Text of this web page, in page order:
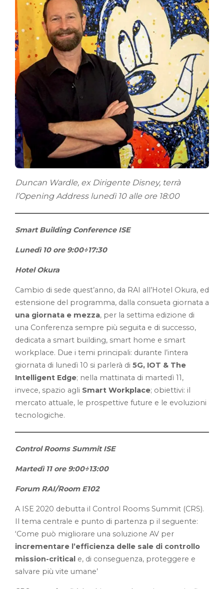
Duncan Wardle, ex Dirigente Disney, terrà
l’Opening Address lunedì 10 alle ore 18:00
Smart Building Conference ISE
Lunedì 10 ore 9:00÷17:30
Hotel Okura
Cambio di sede quest’anno, da RAI all’Hotel Okura, ed
estensione del programma, dalla consueta giornata a
una giornata e mezza, per la settima edizione di
una Conferenza sempre più seguita e di successo,
dedicata a smart building, smart home e smart
workplace. Due i temi principali: durante l’intera
giornata di lunedì 10 si parlerà di 5G, IOT & The
Intelligent Edge; nella mattinata di martedì 11,
invece, spazio agli Smart Workplace; obiettivi: il
mercato attuale, le prospettive future e le evoluzioni
tecnologiche.
Control Rooms Summit ISE
Martedì 11 ore 9:00÷13:00
Forum RAI/Room E102
A ISE 2020 debutta il Control Rooms Summit (CRS).
Il tema centrale e punto di partenza p il seguente:
‘Come può migliorare una soluzione AV per
incrementare l’efficienza delle sale di controllo
mission-critical e, di conseguenza, proteggere e
salvare più vite umane’